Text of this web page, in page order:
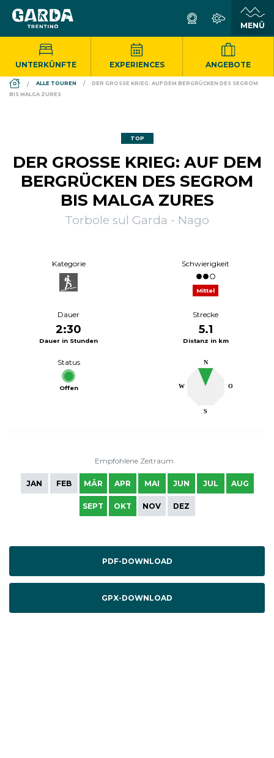
UNTERKÜNFTE EXPERIENCES ANGEBOTE
DS_BREADCRUMB.HOME
ALLE TOUREN
DER GROSSE KRIEG: AUF DEM BERGRÜCKEN DES SEGROM B
IS MALGA ZURES
TOP
DER GROSSE KRIEG: AUF DEM B
ERGRÜCKEN DES SEGROM B
IS MALGA ZURES
Torbole sul Garda - Nago
Kategorie Schwierigkeit
Mittel
Dauer
2:30
Dauer in Stunden
Strecke
5.1
Distanz in km
Status
Offen W
S
O
N
Empfohlene Zeitraum
JAN FEB MÄR APR MAI JUN JUL AUG
SEPT OKT NOV DEZ
PDF-DOWNLOAD
GPX-DOWNLOAD